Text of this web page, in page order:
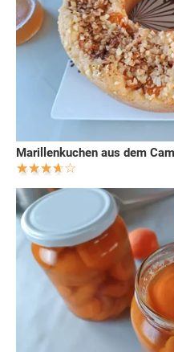
Marillenkuchen aus dem